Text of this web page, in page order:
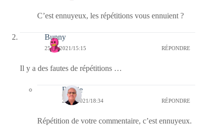
C’est ennuyeux, les répétitions vous ennuient ?
Bunny
25/05/2021/15:15 RÉPONDRE
Il y a des fautes de répétitions …
Bernie
25/05/2021/18:34 RÉPONDRE
Répétition de votre commentaire, c’est ennuyeux.